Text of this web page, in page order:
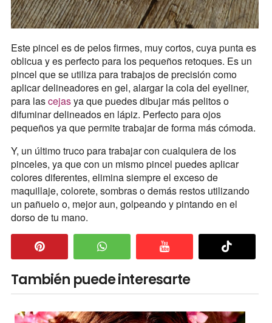
Este pincel es de pelos firmes, muy cortos, cuya punta es
oblicua y es perfecto para los pequeños retoques. Es un
pincel que se utiliza para trabajos de precisión como
aplicar delineadores en gel, alargar la cola del eyeliner,
para lascejasya que puedes dibujar más pelitos o
difuminar delineados en lápiz. Perfecto para ojos
pequeños ya que permite trabajar de forma más cómoda.
Y, un último truco para trabajar con cualquiera de los
pinceles, ya que con un mismo pincel puedes aplicar
colores diferentes, elimina siempre el exceso de
maquillaje, colorete, sombras o demás restos utilizando
un pañuelo o, mejor aun, golpeando y pintando en el
dorso de tu mano.
También puede interesarte